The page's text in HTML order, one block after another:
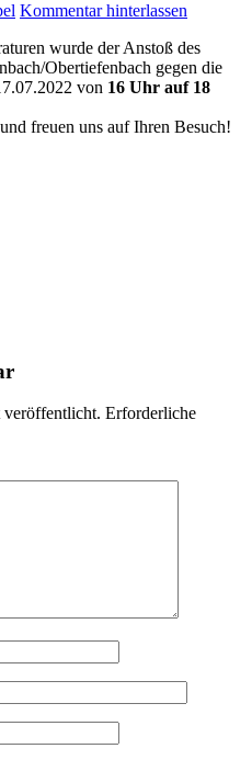
Kommentar hinterlassen
wurde der Anstoß des
Obertiefenbach gegen die
von 16 Uhr auf 18
freuen uns auf Ihren Besuch!
Erforderliche